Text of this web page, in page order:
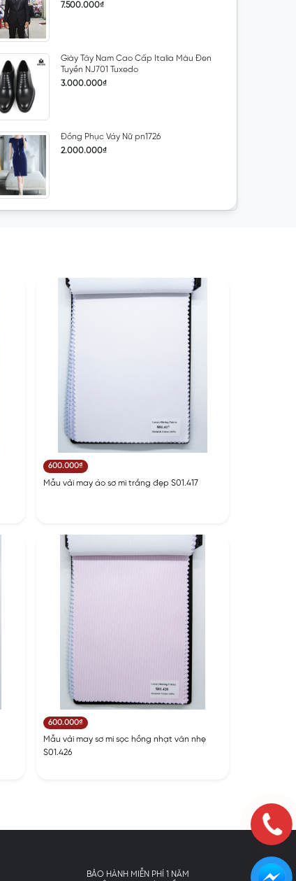
7.500.000₫
Giày Tây Nam Cao Cấp Italia Màu Đen
Tuyền NJ701 Tuxedo
3.000.000₫
Đồng Phục Váy Nữ pn1726
2.000.000₫
600.000₫
Mẫu vải may áo sơ mi trắng đẹp S01.417
600.000₫
Mẫu vải may sơ mi sọc hồng nhạt vân nhẹ
S01.426
BẢO HÀNH MIỄN PHÍ 1 NĂM